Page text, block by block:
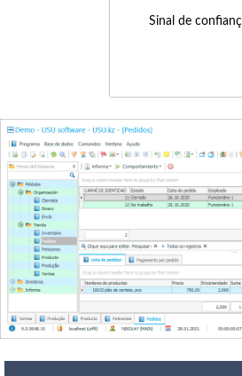
Sinal de